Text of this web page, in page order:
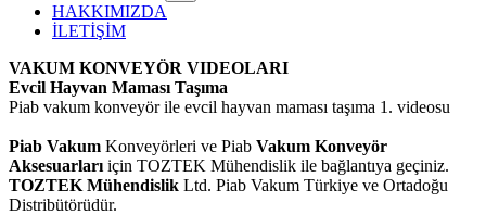
HAKKIMIZDA
İLETİŞİM
VAKUM KONVEYÖR VIDEOLARI
Evcil Hayvan Maması Taşıma
Piab vakum konveyör ile evcil hayvan maması taşıma 1. videosu
Piab Vakum Konveyörleri ve Piab Vakum Konveyör
Aksesuarları için TOZTEK Mühendislik ile bağlantıya geçiniz.
TOZTEK Mühendislik Ltd. Piab Vakum Türkiye ve Ortadoğu
Distribütörüdür.